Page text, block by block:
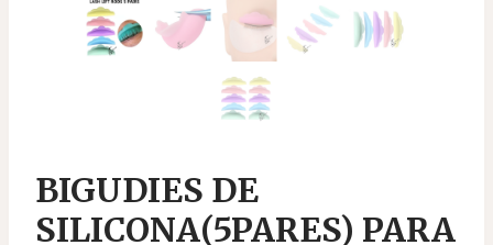
BIGUDIES DE
SILICONA(5PARES) PARA